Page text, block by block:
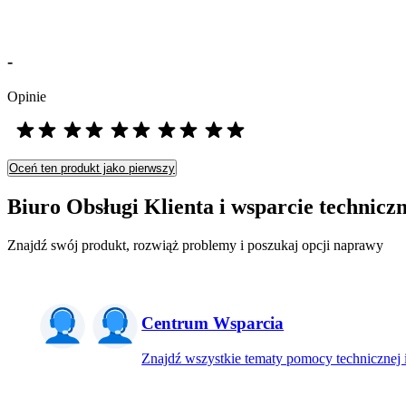
-
Opinie
Oceń ten produkt jako pierwszy
Biuro Obsługi Klienta i wsparcie
Znajdź swój produkt, rozwiąż problemy i poszukaj opcji naprawy
Centrum Wsparcia
Znajdź wszystkie tematy pomocy